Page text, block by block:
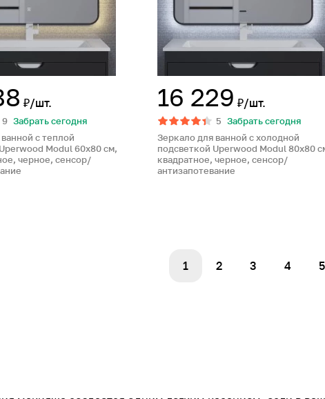
₽/шт.
9 Забрать сегодня
с теплой
Modul 60х80 см,
черное, сенсор/
16 229 ₽/шт.
5 Забрать сегодня
Зеркало для ванной с холодной
подсветкой Uperwood Modul 80х80
квадратное, черное, сенсор/
антизапотевание
1 2 3 4 5